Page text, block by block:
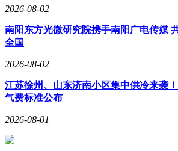
2026-08-02
南阳东方光微研究院携手南阳广电传媒
全国
2026-08-02
江苏徐州、山东济南小区集中供冷来袭
气费标准公布
2026-08-01